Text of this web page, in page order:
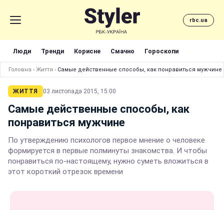
rbc.ua
Люди Тренди Корисне Смачно Гороскопи
Головна › Життя › Самые действенные способы, как понравиться мужчине
ЖИТТЯ 03 листопада 2015, 15:00
Самые действенные способы, как
понравиться мужчине
По утверждению психологов первое мнение о человеке
формируется в первые полминуты знакомства. И чтобы
понравиться по-настоящему, нужно суметь вложиться в
этот короткий отрезок времени